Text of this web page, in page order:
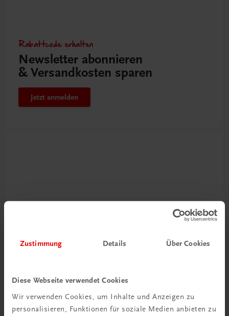
Zustimmung Details Über Cookies
Diese Webseite verwendet Cookies
Wir verwenden Cookies, um Inhalte und Anzeigen zu
personalisieren, Funktionen für soziale Medien anbieten zu
Rabattcode erhalten
Newsletter abonnieren
& Versandkosten sparen
Jetzt anmelden
Neu zur DigiBox
Mehr dazu